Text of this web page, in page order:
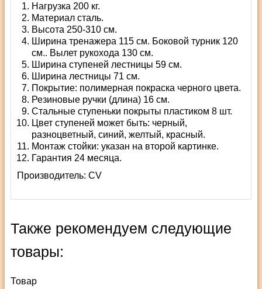
Нагрузка 200 кг.
Материал сталь.
Высота 250-310 см.
Ширина тренажера 115 см. Боковой турник 120
см.. Вылет рукохода 130 см.
Ширина ступеней лестницы 59 см.
Ширина лестницы 71 см.
Покрытие: полимерная покраска черного цвета.
Резиновые ручки (длина) 16 см.
Стальные ступеньки покрыты пластиком 8 шт.
Цвет ступеней может быть: черный,
разноцветный, синий, желтый, красный.
Монтаж стойки: указан на второй картинке.
Гарантия 24 месяца.
Производитель: СV
Также рекомендуем следующие
товары:
Товар